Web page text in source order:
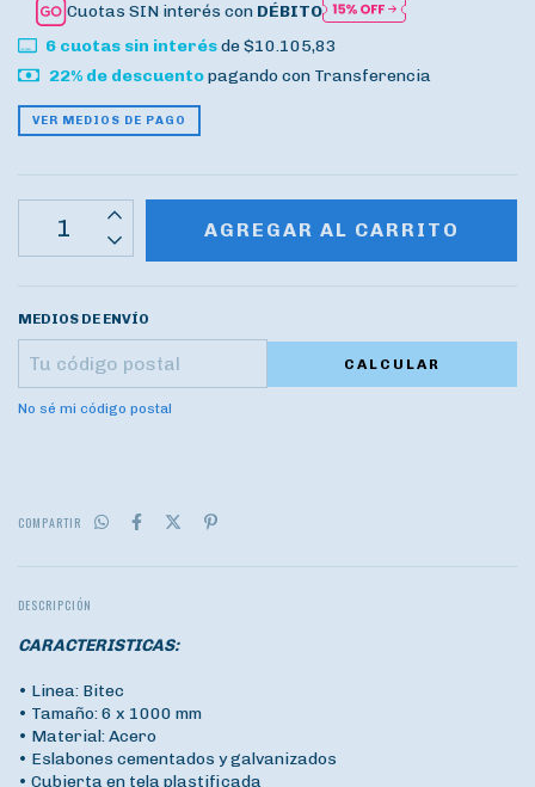
Cuotas SIN interés con DÉBITO
6cuotas sin interésde$10.105,83
22% de descuentopagando con Transferencia
VER MEDIOS DE PAGO
MEDIOS DE ENVÍO
CALCULAR
No sé mi código postal
COMPARTIR
DESCRIPCIÓN
CARACTERISTICAS:
• Linea: Bitec
• Tamaño: 6 x 1000 mm
• Material: Acero
• Eslabones cementados y galvanizados
• Cubierta en tela plastificada